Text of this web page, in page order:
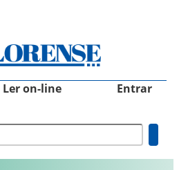
Ler on-line Entrar